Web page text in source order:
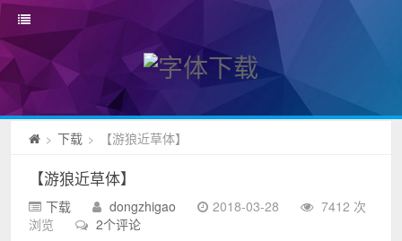
> 下载 > 【游狼近草体】
【游狼近草体】
下载 dongzhigao 2018-03-28
7412 次
浏览
2个评论